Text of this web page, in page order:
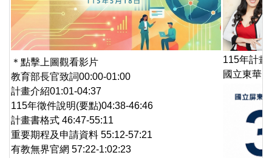
＊點擊上圖觀看影片
教育部長官致詞00:00-01:00
計畫介紹01:01-04:37
115年徵件說明(要點)04:38-46:46
計畫書格式 46:47-55:11
重要期程及申請資料 55:12-57:21
有教無界官網 57:22-1:02:23
115年計畫
國立東華